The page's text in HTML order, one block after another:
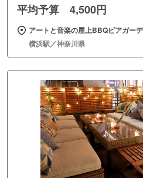
平均予算 4,500円
アートと音楽の屋上BBQビアガー
横浜駅／神奈川県